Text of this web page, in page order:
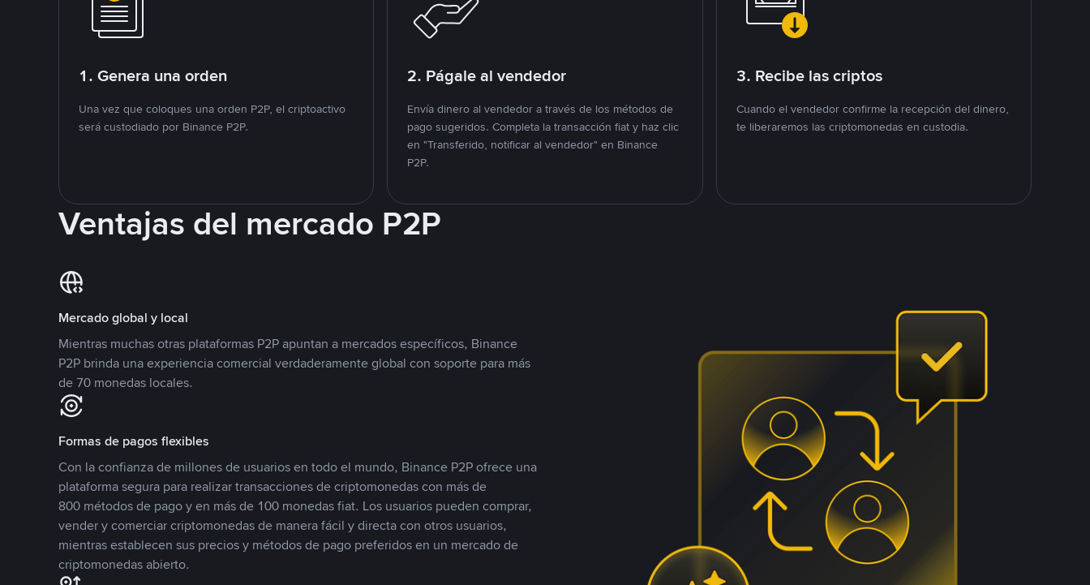
1. Genera una orden
Una vez que coloques una orden P2P, el criptoactivo
será custodiado por Binance P2P.
2. Págale al vendedor
Envía dinero al vendedor a través de los métodos de
pago sugeridos. Completa la transacción fiat y haz clic
en "Transferido, notificar al vendedor" en Binance
P2P.
3. Recibe las criptos
Cuando el vendedor confirme la recepción del dinero,
te liberaremos las criptomonedas en custodia.
Ventajas del mercado P2P
Mercado global y local
Mientras muchas otras plataformas P2P apuntan a mercados específicos, Binance
P2P brinda una experiencia comercial verdaderamente global con soporte para más
de 70 monedas locales.
Formas de pagos flexibles
Con la confianza de millones de usuarios en todo el mundo, Binance P2P ofrece una
plataforma segura para realizar transacciones de criptomonedas con más de
800 métodos de pago y en más de 100 monedas fiat. Los usuarios pueden comprar,
vender y comerciar criptomonedas de manera fácil y directa con otros usuarios,
mientras establecen sus precios y métodos de pago preferidos en un mercado de
criptomonedas abierto.